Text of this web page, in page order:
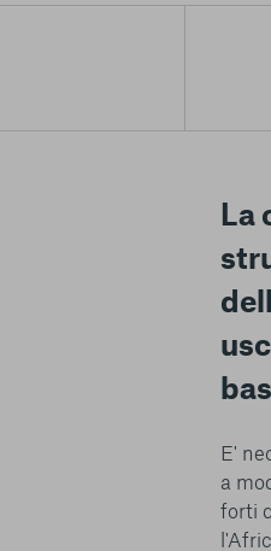
Centro preferenze
I cookie e altre tecnologie simili
della nostra Piattaforma.
navigazione più comoda ed
La
E'
a
forti